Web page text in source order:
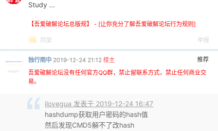
Study ...
【吾爱破解论坛总版规】 - [让你充分了解吾爱破解论坛行为规则]
回复 举报
推荐
独行雨中 2019-12-24 21:12 楼主
吾爱破解论坛没有任何官方QQ群，禁止留联系方式，禁止任何商业交
易。
ilovegua 发表于 2019-12-24 16:47
hashdump获取用户密码的hash值
然后发现CMD5解不了改hash